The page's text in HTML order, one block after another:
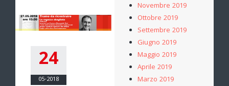
24
05-2018
Novembre 2019
Ottobre 2019
Settembre 2019
Giugno 2019
Maggio 2019
Aprile 2019
Marzo 2019